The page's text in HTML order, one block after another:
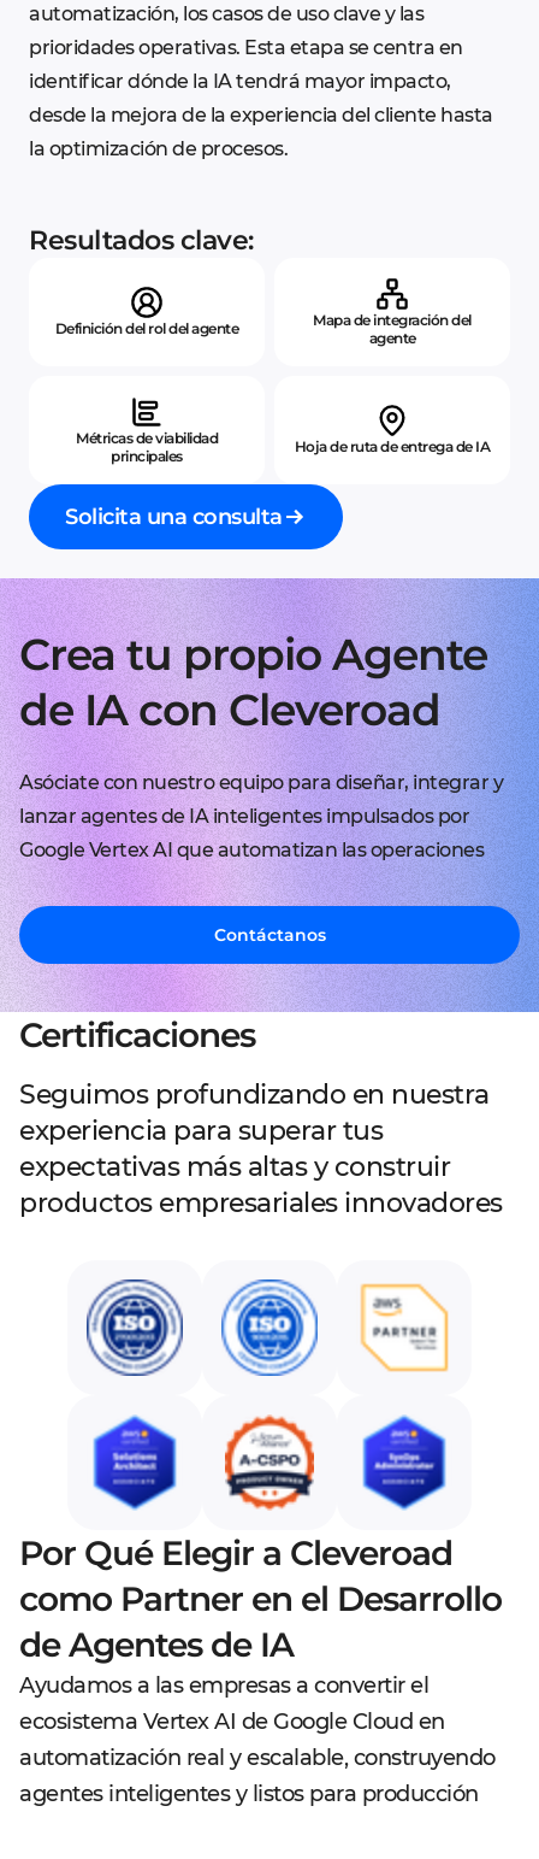
automatización, los casos de uso clave y las
prioridades operativas. Esta etapa se centra en
identificar dónde la IA tendrá mayor impacto,
desde la mejora de la experiencia del cliente hasta
la optimización de procesos.
Resultados clave:
Definición del rol del agente
Mapa de integración del
agente
Métricas de viabilidad
principales
Hoja de ruta de entrega de IA
Solicita una consulta
Crea tu propio Agente
de IA con Cleveroad
Asóciate con nuestro equipo para diseñar, integrar y
lanzar agentes de IA inteligentes impulsados por
Google Vertex AI que automatizan las operaciones
Contáctanos
Certificaciones
Seguimos profundizando en nuestra
experiencia para superar tus
expectativas más altas y construir
productos empresariales innovadores
Por Qué Elegir a Cleveroad
como Partner en el Desarrollo
de Agentes de IA
Ayudamos a las empresas a convertir el
ecosistema Vertex AI de Google Cloud en
automatización real y escalable, construyendo
agentes inteligentes y listos para producción